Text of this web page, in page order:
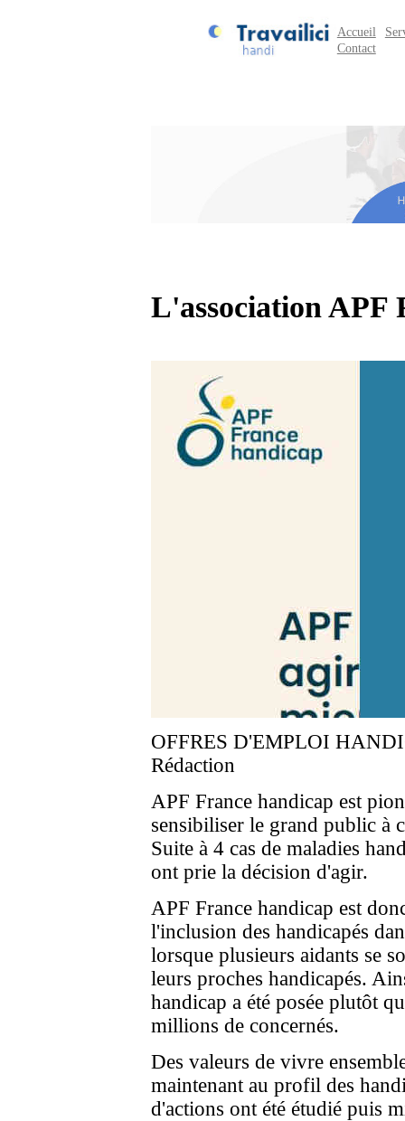
Accueil
Contact
L'association APF
OFFRES D'EMPLOI
Rédaction
APF France handicap est
sensibiliser le grand public à
Suite à 4 cas de maladies
ont prie la décision d'agir.
APF France handicap est
l'inclusion des handicapés
lorsque plusieurs aidants se
leurs proches handicapés.
handicap a été posée plutôt
millions de concernés.
Des valeurs de vivre
maintenant au profil des
d'actions ont été étudié puis